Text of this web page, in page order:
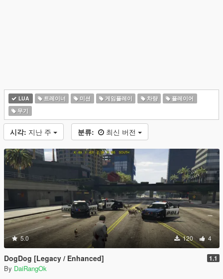
LUA 트레이너 미션 게임플레이 차량
플레이어
무기
시각: 지난 주 분류: 최신 버전
5.0 120 4
DogDog [Legacy / Enhanced] 1.1
By DaiRangOk